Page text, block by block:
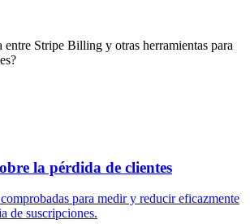
entre Stripe Billing y otras herramientas para
la pérdida de clientes
para medir y reducir eficazmente
de suscripciones.